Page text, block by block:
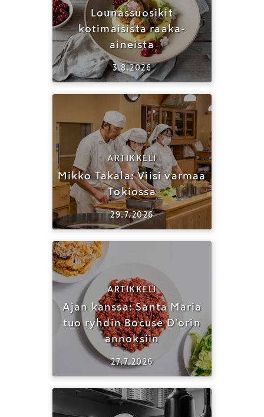
Lounassuosikit
kotimaisista raaka-
aineista
3.8.2026
ARTIKKELI
Mikko Takala: Viisi varmaa
Tokiossa
29.7.2026
ARTIKKELI
Ajan kanssa: Santa Maria
tuo ryhdin Bocuse D’orin
annoksiin
27.7.2026